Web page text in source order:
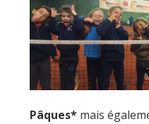
Pâques* mais